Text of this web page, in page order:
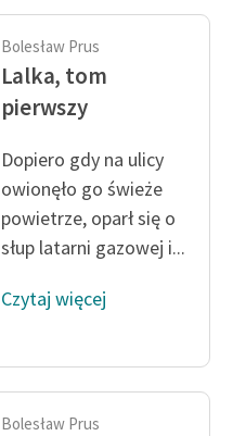
Bolesław Prus
Lalka, tom
pierwszy
Dopiero gdy na ulicy
owionęło go świeże
powietrze, oparł się o
słup latarni gazowej i...
Czytaj więcej
Bolesław Prus